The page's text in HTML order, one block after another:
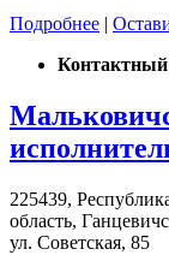
Подробнее |
Контактный
225439,
область,
ул. Советская, 85